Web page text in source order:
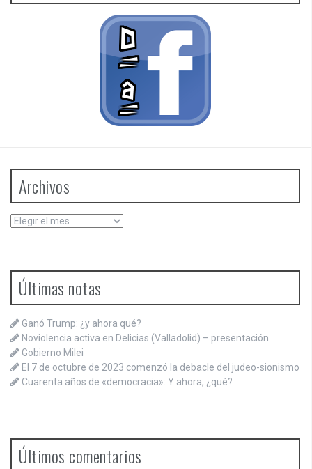
Archivos
Archivos
Últimas notas
Ganó Trump: ¿y ahora qué?
Noviolencia activa en Delicias (Valladolid) – presentación
Gobierno Milei
El 7 de octubre de 2023 comenzó la debacle del judeo-sionismo
Cuarenta años de «democracia»: Y ahora, ¿qué?
Últimos comentarios